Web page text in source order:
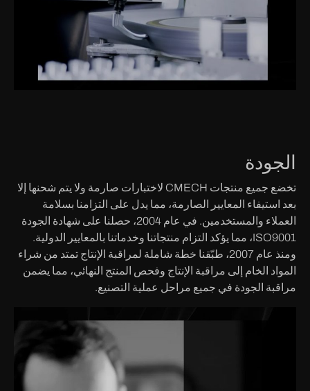
الجودة
تخضع جميع منتجات CMECH لاختبارات صارمة ولا يتم شحنها إلا
بعد استيفاء المعايير الصارمة، مما يدل على التزامنا بسلامة
العملاء والمستخدمين. في عام 2004، حصلنا على شهادة الجودة
ISO9001، مما يؤكد التزام منتجاتنا وخدماتنا بالمعايير الدولية.
ومنذ عام 2007، طبّقنا خطة شاملة لمراقبة الإنتاج تمتد من شراء
المواد الخام إلى مراقبة الإنتاج وفحص المنتج النهائي، مما يضمن
مراقبة الجودة في جميع مراحل عملية التصنيع.